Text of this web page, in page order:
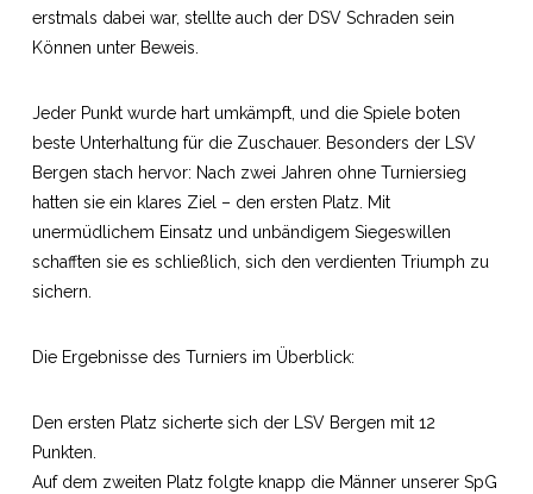
erstmals dabei war, stellte auch der DSV Schraden sein
Können unter Beweis.
Jeder Punkt wurde hart umkämpft, und die Spiele boten
beste Unterhaltung für die Zuschauer. Besonders der LSV
Bergen stach hervor: Nach zwei Jahren ohne Turniersieg
hatten sie ein klares Ziel – den ersten Platz. Mit
unermüdlichem Einsatz und unbändigem Siegeswillen
schafften sie es schließlich, sich den verdienten Triumph zu
sichern.
Die Ergebnisse des Turniers im Überblick:
Den ersten Platz sicherte sich der LSV Bergen mit 12
Punkten.
Auf dem zweiten Platz folgte knapp die Männer unserer SpG